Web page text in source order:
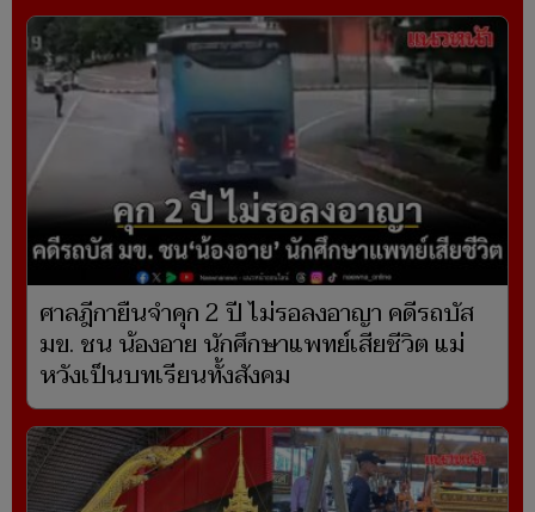
ศาลฎีกายืนจำคุก 2 ปี ไม่รอลงอาญา คดีรถบัส
มข. ชน น้องอาย นักศึกษาแพทย์เสียชีวิต แม่
หวังเป็นบทเรียนทั้งสังคม